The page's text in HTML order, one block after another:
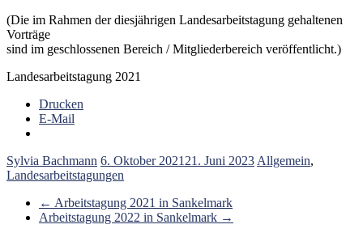
(Die im Rahmen der diesjährigen Landesarbeitstagung gehaltenen
Vorträge
sind im geschlossenen Bereich / Mitgliederbereich veröffentlicht.)
Landesarbeitstagung 2021
Drucken
E-Mail
Sylvia Bachmann 6. Oktober 2021 21. Juni 2023 Allgemein,
Landesarbeitstagungen
← Arbeitstagung 2021 in Sankelmark
Arbeitstagung 2022 in Sankelmark →